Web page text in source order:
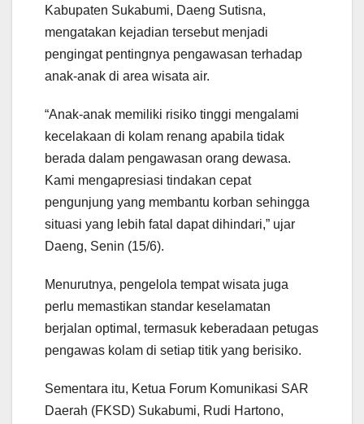
Kabupaten Sukabumi, Daeng Sutisna,
mengatakan kejadian tersebut menjadi
pengingat pentingnya pengawasan terhadap
anak-anak di area wisata air.
“Anak-anak memiliki risiko tinggi mengalami
kecelakaan di kolam renang apabila tidak
berada dalam pengawasan orang dewasa.
Kami mengapresiasi tindakan cepat
pengunjung yang membantu korban sehingga
situasi yang lebih fatal dapat dihindari,” ujar
Daeng, Senin (15/6).
Menurutnya, pengelola tempat wisata juga
perlu memastikan standar keselamatan
berjalan optimal, termasuk keberadaan petugas
pengawas kolam di setiap titik yang berisiko.
Sementara itu, Ketua Forum Komunikasi SAR
Daerah (FKSD) Sukabumi, Rudi Hartono,